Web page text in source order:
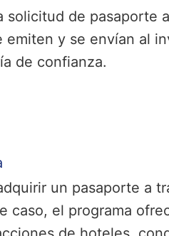
solicitud de pasaporte
emiten y se envían al
de confianza.
un pasaporte a
caso, el programa